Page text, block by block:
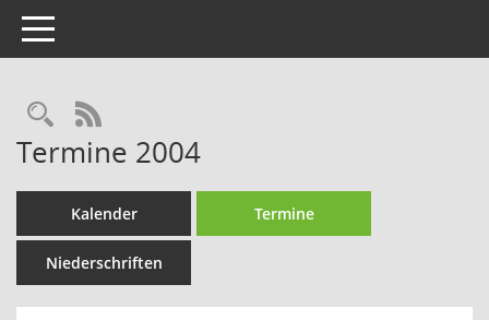
Toggle navigation
Rechercheauswahl
RSS-Feed
Termine 2004
Kalender Termine
Niederschriften